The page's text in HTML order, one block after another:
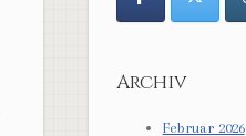
Archiv
Februar 2026